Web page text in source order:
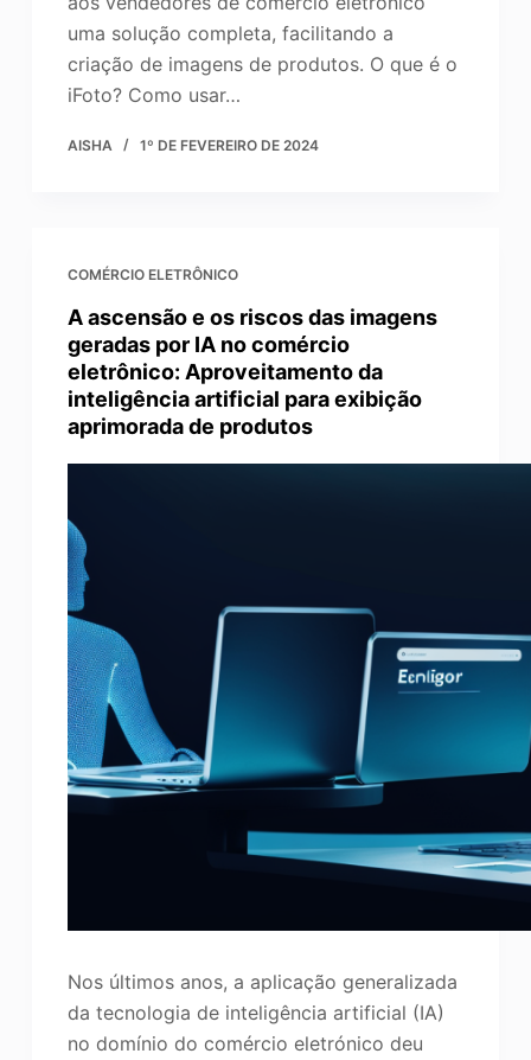
uma solução completa, facilitando a
criação de imagens de produtos. O que é o
iFoto? Como usar…
AISHA 1º DE FEVEREIRO DE 2024
COMÉRCIO ELETRÔNICO
A ascensão e os riscos das imagens
geradas por IA no comércio
eletrônico: Aproveitamento da
inteligência artificial para exibição
aprimorada de produtos
Nos últimos anos, a aplicação generalizada
da tecnologia de inteligência artificial (IA)
no domínio do comércio eletrónico deu